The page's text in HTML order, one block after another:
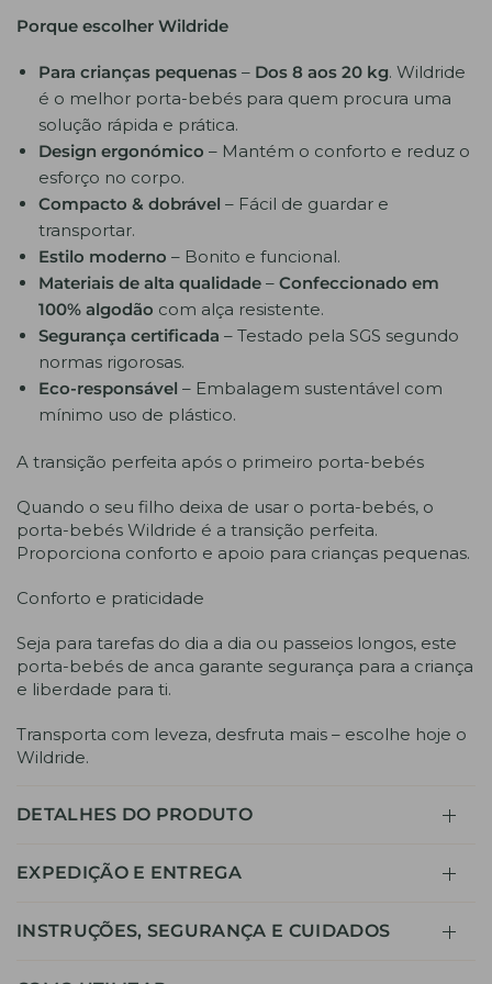
Porque escolher Wildride
Para crianças pequenas – Dos 8 aos 20 kg. Wildride
é o melhor porta-bebés para quem procura uma
solução rápida e prática.
Design ergonómico – Mantém o conforto e reduz o
esforço no corpo.
Compacto & dobrável – Fácil de guardar e
transportar.
Estilo moderno – Bonito e funcional.
Materiais de alta qualidade – Confeccionado em
100% algodão com alça resistente.
Segurança certificada – Testado pela SGS segundo
normas rigorosas.
Eco-responsável – Embalagem sustentável com
mínimo uso de plástico.
A transição perfeita após o primeiro porta-bebés
Quando o seu filho deixa de usar o porta-bebés, o
porta-bebés Wildride é a transição perfeita.
Proporciona conforto e apoio para crianças pequenas.
Conforto e praticidade
Seja para tarefas do dia a dia ou passeios longos, este
porta-bebés de anca garante segurança para a criança
e liberdade para ti.
Transporta com leveza, desfruta mais – escolhe hoje o
Wildride.
DETALHES DO PRODUTO
EXPEDIÇÃO E ENTREGA
INSTRUÇÕES, SEGURANÇA E CUIDADOS